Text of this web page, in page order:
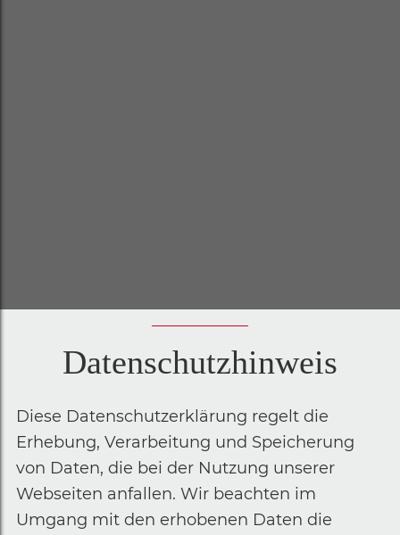
Datenschutzhinweis
Diese Datenschutzerklärung regelt die
Erhebung, Verarbeitung und Speicherung
von Daten, die bei der Nutzung unserer
Webseiten anfallen. Wir beachten im
Umgang mit den erhobenen Daten die